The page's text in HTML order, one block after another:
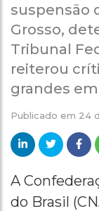
suspensão
Grosso,
Tribunal
reiterou
grandes
Publicado em 24
A
do Brasil